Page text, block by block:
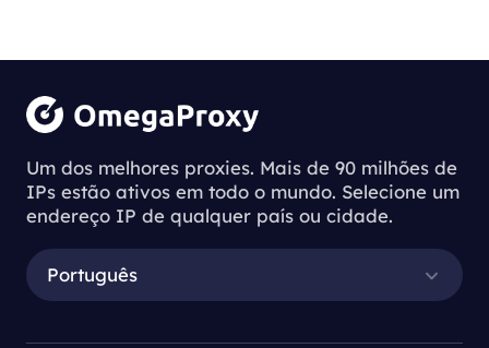
Um dos melhores proxies. Mais de 90 milhões de
IPs estão ativos em todo o mundo. Selecione um
endereço IP de qualquer país ou cidade.
Português